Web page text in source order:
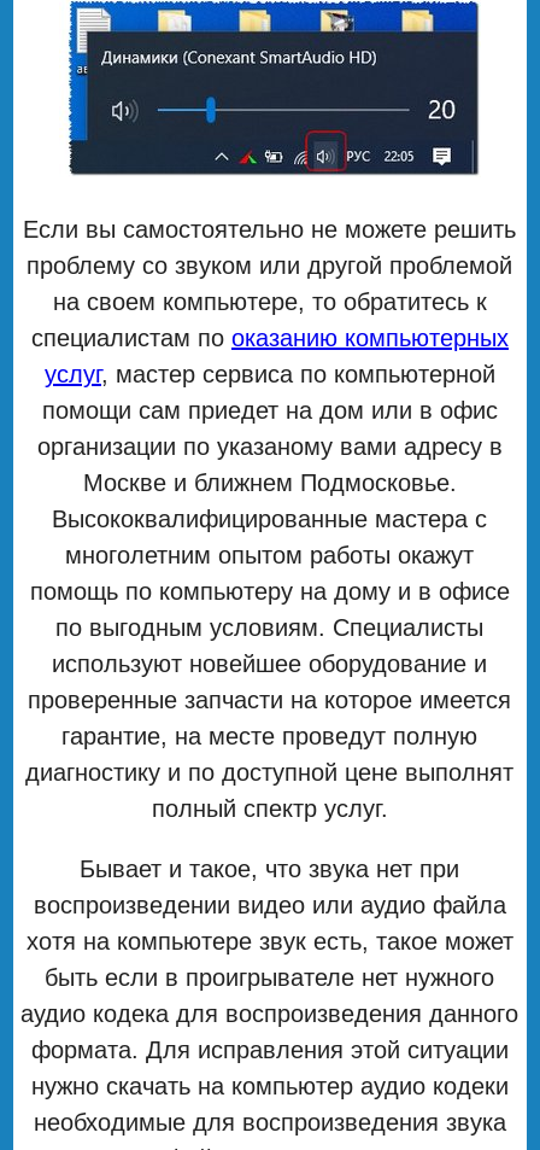
Если вы самостоятельно не можете решить
проблему со звуком или другой проблемой
на своем компьютере, то обратитесь к
специалистам по оказанию компьютерных
услуг, мастер сервиса по компьютерной
помощи сам приедет на дом или в офис
организации по указаному вами адресу в
Москве и ближнем Подмосковье.
Высококвалифицированные мастера с
многолетним опытом работы окажут
помощь по компьютеру на дому и в офисе
по выгодным условиям. Специалисты
используют новейшее оборудование и
проверенные запчасти на которое имеется
гарантие, на месте проведут полную
диагностику и по доступной цене выполнят
полный спектр услуг.
Бывает и такое, что звука нет при
воспроизведении видео или аудио файла
хотя на компьютере звук есть, такое может
быть если в проигрывателе нет нужного
аудио кодека для воспроизведения данного
формата. Для исправления этой ситуации
нужно скачать на компьютер аудио кодеки
необходимые для воспроизведения звука